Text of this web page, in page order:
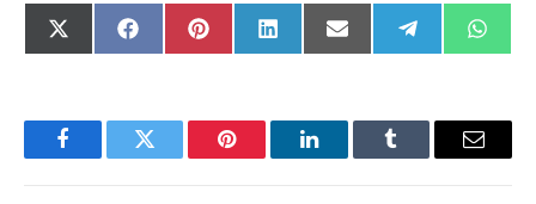
Compartir
en
X
(Twitter)
Compartir
en
FacebookCompartir
en
PinterestCompartir
en
LinkedInCompartir
en
Email Compartir
en
Telegram
en
FacebookTwitter Pinterest LinkedInTumblr Email